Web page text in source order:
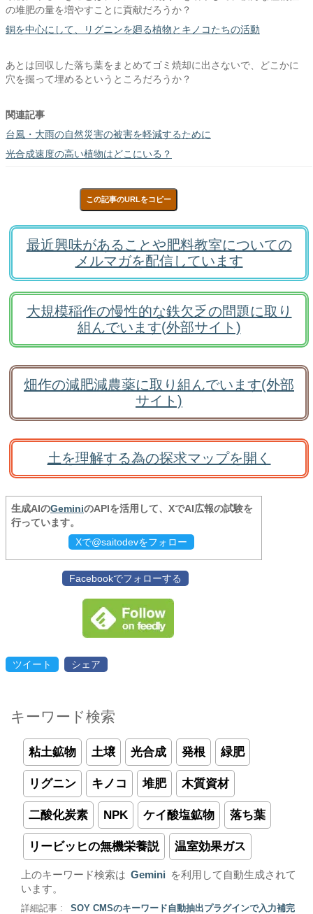
の堆肥の量を増やすことに貢献だろうか？
銅を中心にして、リグニンを廻る植物とキノコたちの活動
あとは回収した落ち葉をまとめてゴミ焼却に出さないで、どこかに
穴を掘って埋めるというところだろうか？
関連記事
台風・大雨の自然災害の被害を軽減するために
光合成速度の高い植物はどこにいる？
この記事のURLをコピー
最近興味があることや肥料教室についての
メルマガを配信しています
大規模稲作の慢性的な鉄欠乏の問題に取り
組んでいます(外部サイト)
畑作の減肥減農薬に取り組んでいます(外部
サイト)
土を理解する為の探求マップを開く
生成AIのGeminiのAPIを活用して、XでAI広報の試験を
行っています。
Xで@saitodevをフォロー
Facebookでフォローする
ツイート シェア
キーワード検索
粘土鉱物 土壌 光合成 発根 緑肥
リグニン キノコ 堆肥 木質資材
二酸化炭素 NPK ケイ酸塩鉱物 落ち葉
リービッヒの無機栄養説 温室効果ガス
上のキーワード検索は Gemini
を利用して自動生成されて
います。
詳細記事 :
SOY CMSのキーワード自動抽出プラグインで入力補完